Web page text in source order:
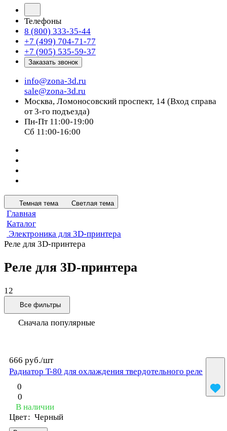
Телефоны
8 (800) 333-35-44
+7 (499) 704-71-77
+7 (905) 535-59-37
Заказать звонок
info@zona-3d.ru
sale@zona-3d.ru
Москва, Ломоносовский проспект, 14 (Вход справа
от 3-го подъезда)
Пн-Пт 11:00-19:00
Сб 11:00-16:00
Темная тема Светлая тема
Главная
Каталог
Электроника для 3D-принтера
Реле для 3D-принтера
Реле для 3D-принтера
12
Все фильтры
Сначала популярные
666 руб./шт
Радиатор T-80 для охлаждения твердотельного реле
0
0
В наличии
Цвет: Черный